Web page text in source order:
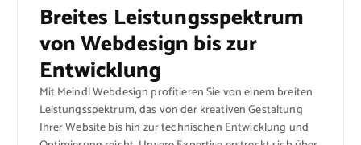
Breites Leistungsspektrum
von Webdesign bis zur
Entwicklung
Mit Meindl Webdesign profitieren Sie von einem breiten
Leistungsspektrum, das von der kreativen Gestaltung
Ihrer Website bis hin zur technischen Entwicklung und